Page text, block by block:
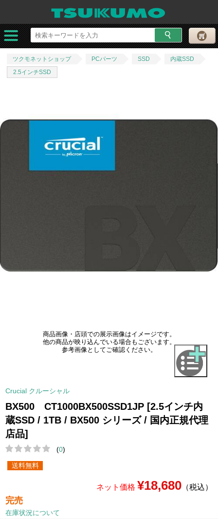
ツクモネットショップ PCパーツ SSD
内蔵SSD
2.5インチSSD
商品画像・店頭での展示画像はイメージです。
他の商品が映り込んでいる場合もございます。
参考画像としてご確認ください。
Crucial クルーシャル
BX500 CT1000BX500SSD1JP [2.5インチ内
蔵SSD / 1TB / BX500 シリーズ / 国内正規代理
店品]
(0)
送料無料
ネット価格 ¥18,680（税込）
完売
在庫状況について